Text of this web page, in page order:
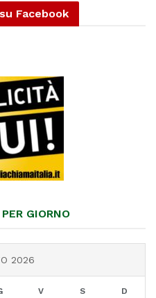
Facebook
GIORNO
2026
V S D